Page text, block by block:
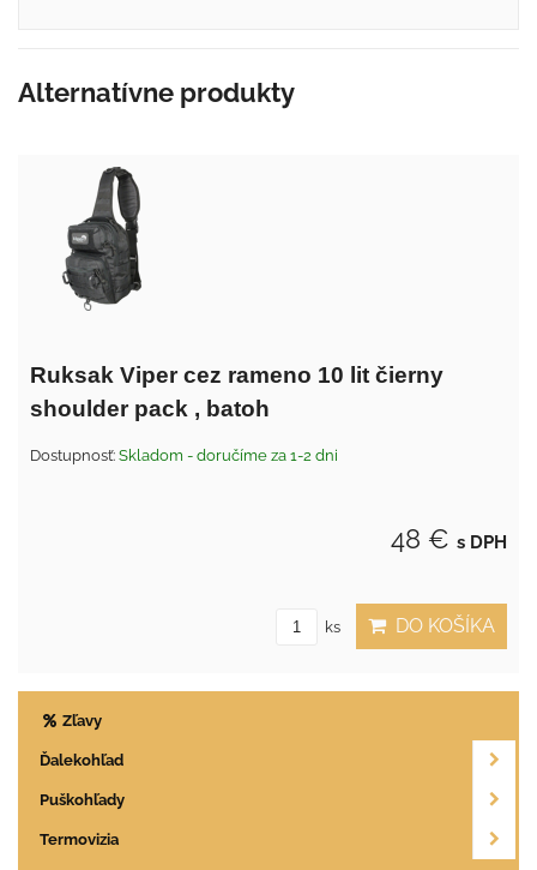
Alternatívne produkty
Ruksak Viper cez rameno 10 lit čierny
shoulder pack , batoh
Dostupnosť: Skladom - doručíme za 1-2 dni
48 € s DPH
ks DO KOŠÍKA
Zľavy
Ďalekohľad
Puškohľady
Termovizia